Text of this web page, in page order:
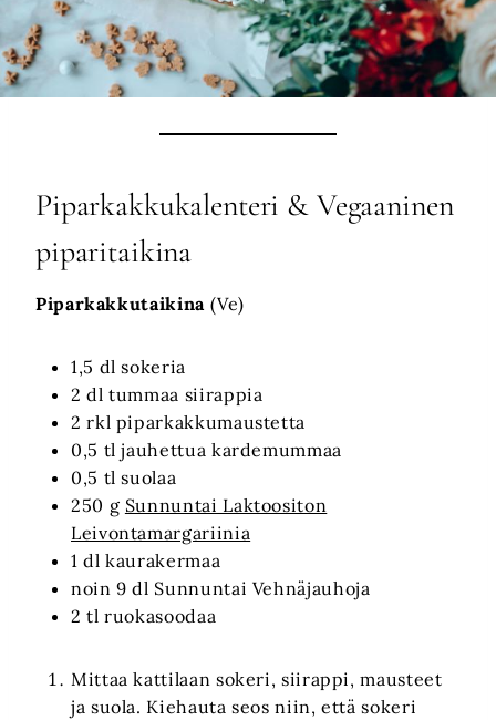
Piparkakkukalenteri & Vegaaninen
piparitaikina
Piparkakkutaikina(Ve)
1,5 dl sokeria
2 dl tummaa siirappia
2 rkl piparkakkumaustetta
0,5 tl jauhettua kardemummaa
0,5 tl suolaa
250 g Sunnuntai Laktoositon
Leivontamargariinia
1 dl kaurakermaa
noin 9 dl Sunnuntai Vehnäjauhoja
2 tl ruokasoodaa
Mittaa kattilaan sokeri, siirappi, mausteet
ja suola. Kiehauta seos niin, että sokeri